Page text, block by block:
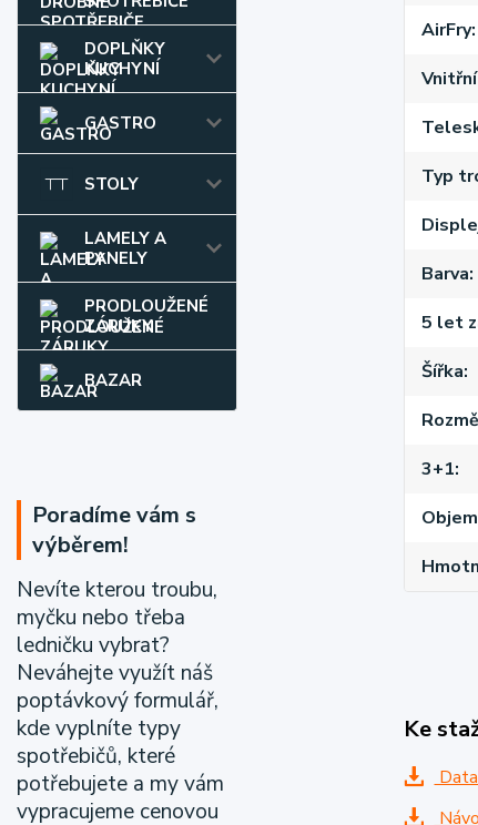
DOPLŇKY
KUCHYNÍ
GASTRO
STOLY
LAMELY A
PANELY
PRODLOUŽENÉ
ZÁRUKY
BAZAR
Poradíme vám s
výběrem!
Nevíte kterou troubu,
myčku nebo třeba
ledničku vybrat?
Neváhejte využít náš
poptávkový formulář,
kde vyplníte typy
spotřebičů, které
potřebujete a my vám
vypracujeme cenovou
AirFry
Typ
Barva
5 let
Šířka
3+1
Ke